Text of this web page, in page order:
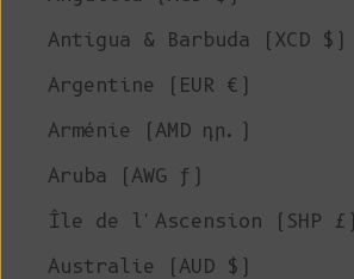
Antigua & Barbuda (XCD $)
Argentine (EUR €)
Arménie (AMD դր.)
Aruba (AWG ƒ)
Île de l'Ascension (SHP £)
Australie (AUD $)